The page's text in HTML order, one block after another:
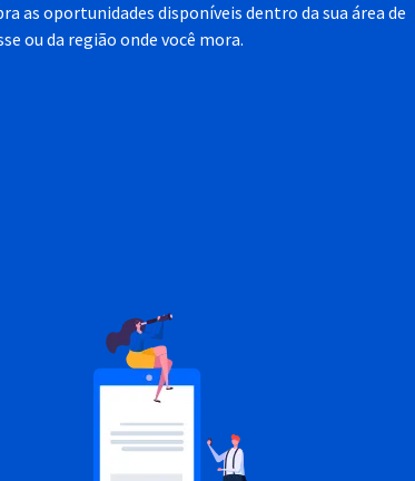
as oportunidades disponíveis dentro da sua área de
ou da região onde você mora.